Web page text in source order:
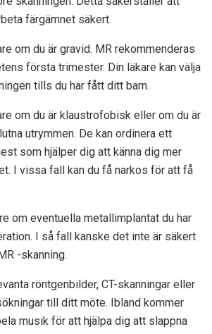
färgämnet säkert.
om du är gravid. MR rekommenderas
första trimester. Din läkare kan välja
tills du har fått ditt barn.
om du är klaustrofobisk eller om du är
utrymmen. De kan ordinera ett
som hjälper dig att känna dig mer
I vissa fall kan du få narkos för att få
om eventuella metallimplantat du har
I så fall kanske det inte är säkert
-skanning.
röntgenbilder, CT-skanningar eller
till ditt möte. Ibland kommer
musik för att hjälpa dig att slappna